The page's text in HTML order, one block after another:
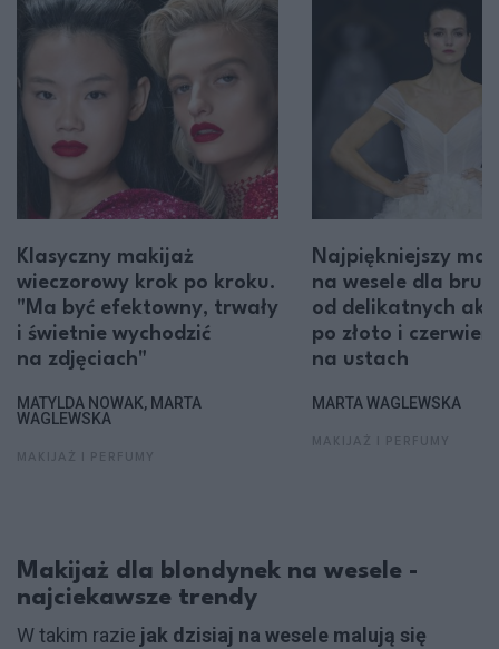
Klasyczny makijaż
wieczorowy krok po kroku.
"Ma być efektowny, trwały
i świetnie wychodzić
na zdjęciach"
MATYLDA NOWAK, MARTA
WAGLEWSKA
Najpiękniejszy
na wesele dla
od delikatnych
po złoto i czerwień
na ustach
MARTA WAGLEWSKA
Makijaż dla blondynek na wesele -
najciekawsze trendy
W takim razie jak dzisiaj na wesele malują się